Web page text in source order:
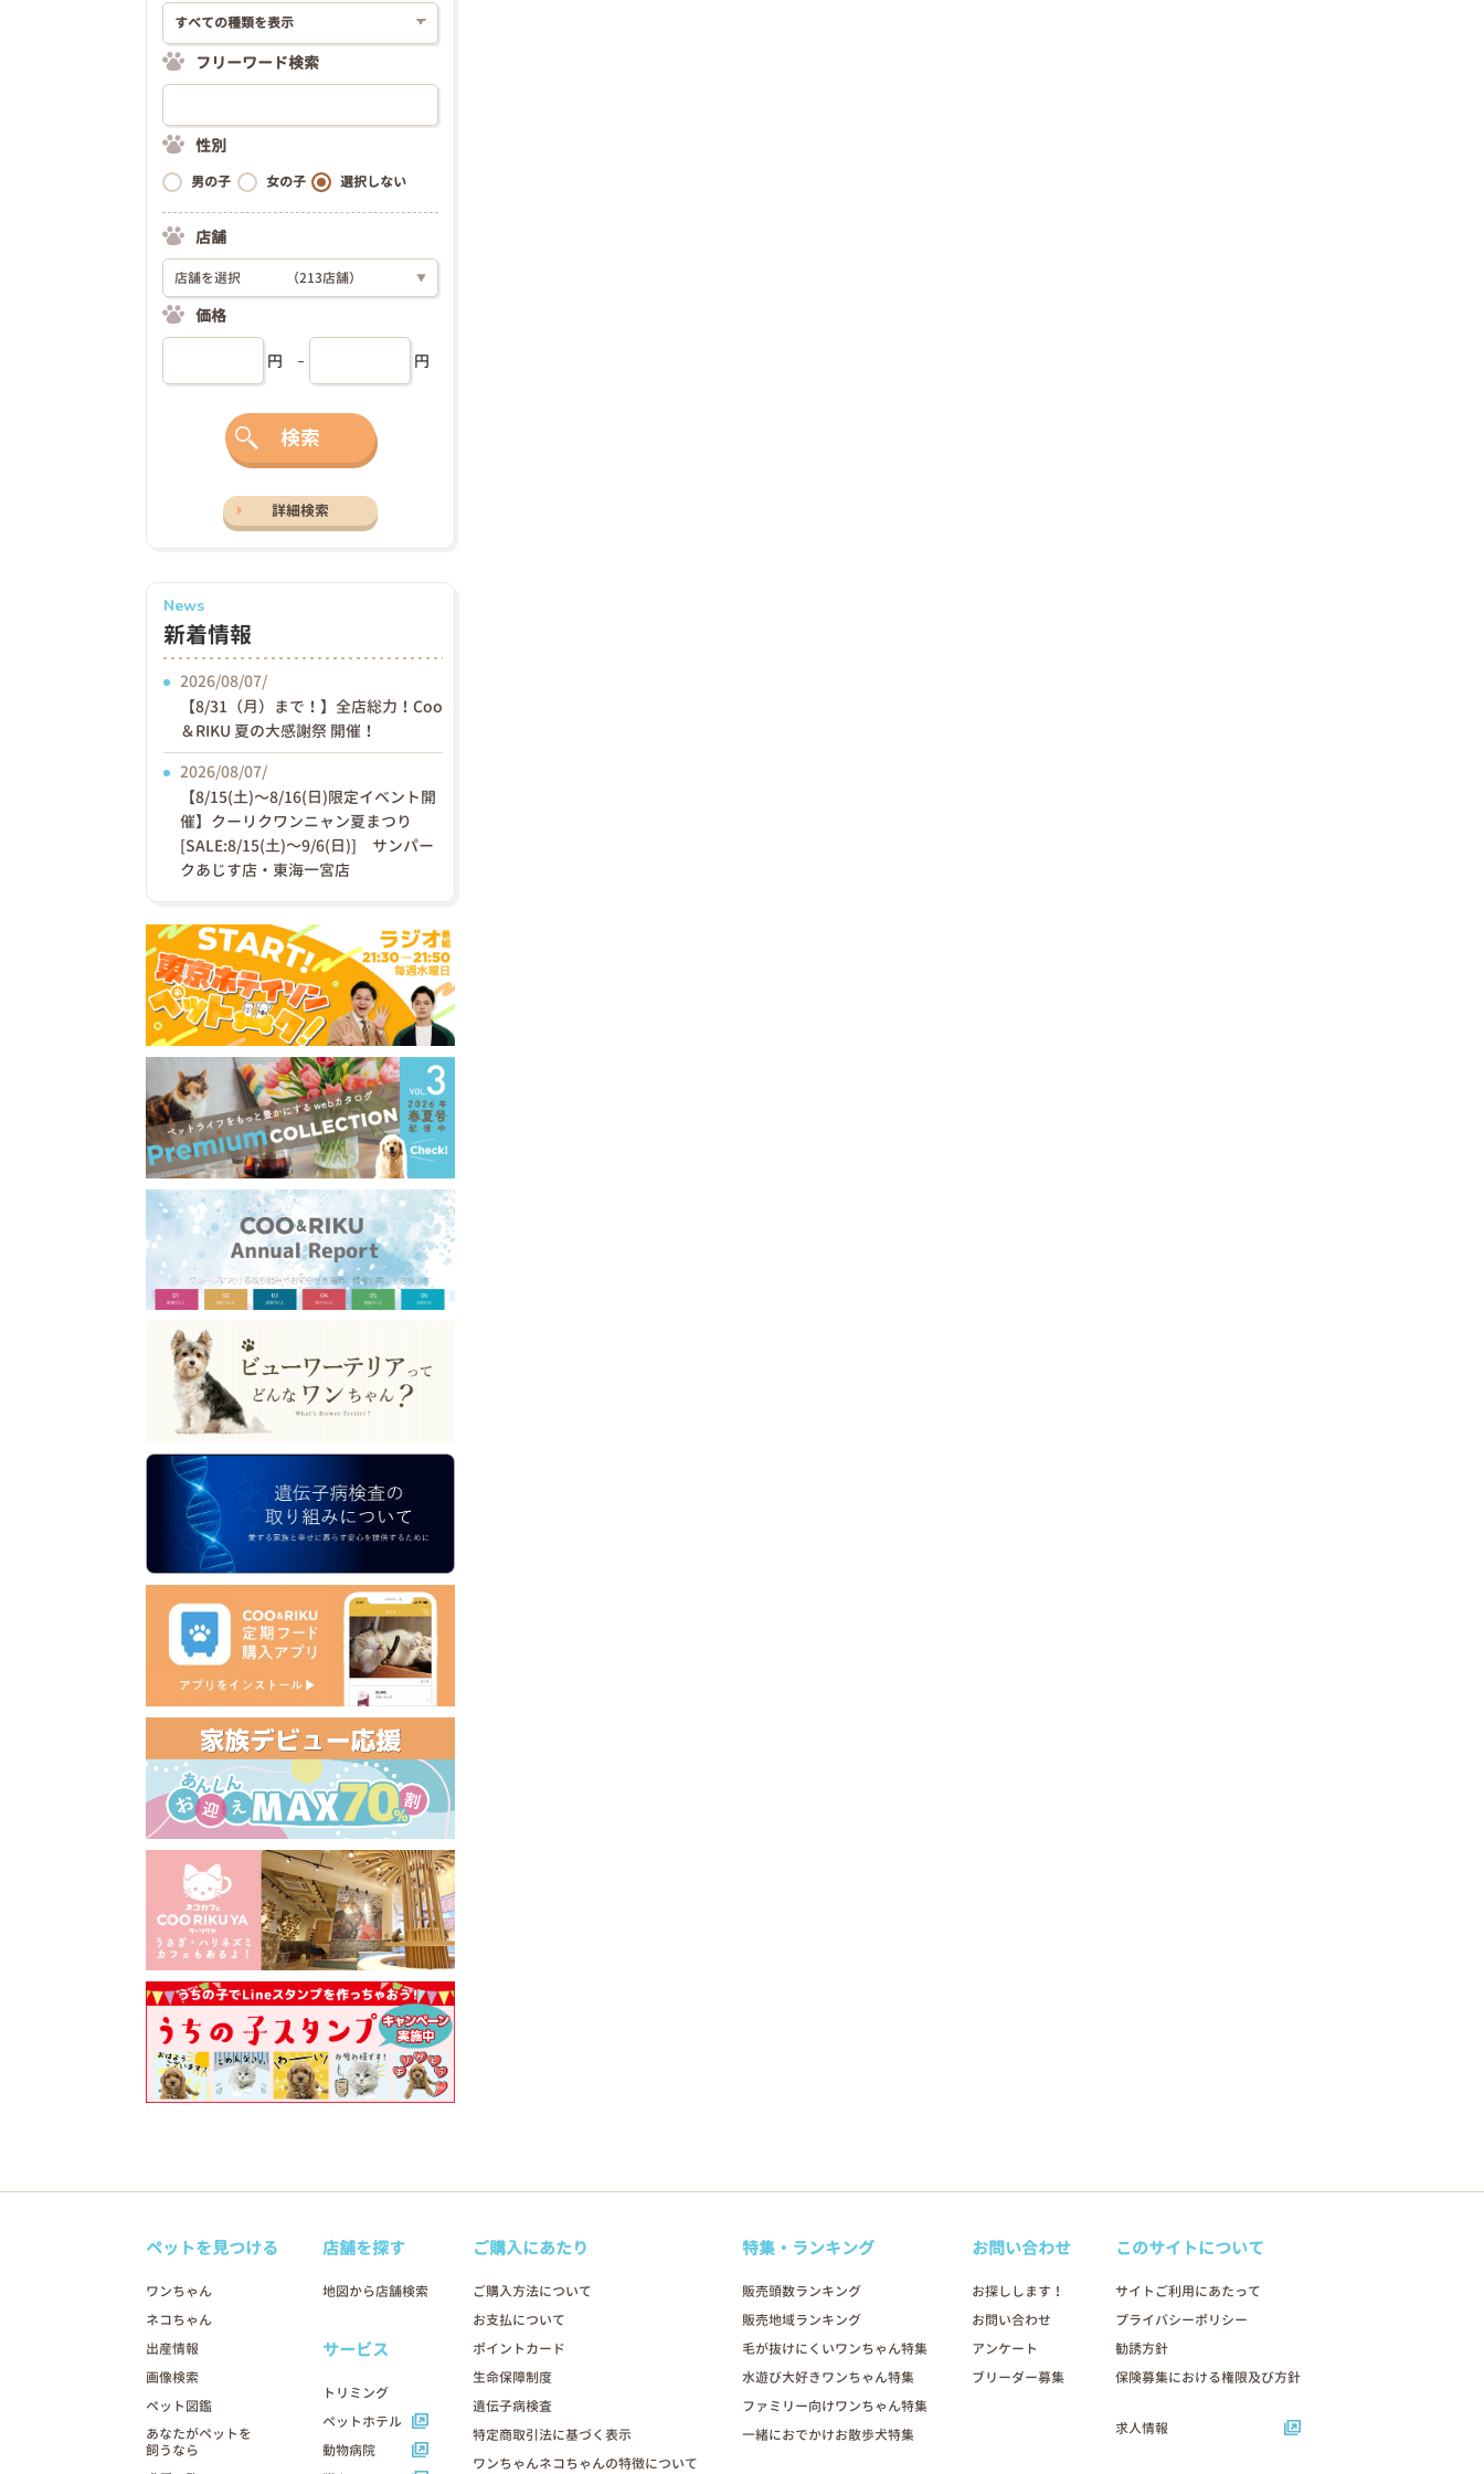
フリーワード検索
性別
男の子 女の子 選択しない
店舗
店舗を選択 （213店舗） ▼
価格
円 円
検索
詳細検索
News
新着情報
2026/08/07/
【8/31（月）まで！】全店総力！Coo
＆RIKU 夏の大感謝祭 開催！
2026/08/07/
【8/15(土)〜8/16(日)限定イベント開
催】クーリクワンニャン夏まつり
[SALE:8/15(土)～9/6(日)] サンパー
クあじす店・東海一宮店
ペットを見つける
ワンちゃん
ネコちゃん
出産情報
画像検索
ペット図鑑
あなたがペットを
飼うなら
店舗を探す
地図から店舗検索
サービス
トリミング
ペットホテル
動物病院
ご購入にあたり
ご購入方法について
お支払について
ポイントカード
生命保障制度
遺伝子病検査
特定商取引法に基づく表示
ワンちゃんネコちゃんの特徴について
特集・ランキング
販売頭数ランキング
販売地域ランキング
毛が抜けにくいワンちゃん特集
水遊び大好きワンちゃん特集
ファミリー向けワンちゃん特集
一緒におでかけお散歩犬特集
お問い合わせ
お探しします！
お問い合わせ
アンケート
ブリーダー募集
このサイトについて
サイトご利用にあたって
プライバシーポリシー
勧誘方針
保険募集における権限及び方針
求人情報